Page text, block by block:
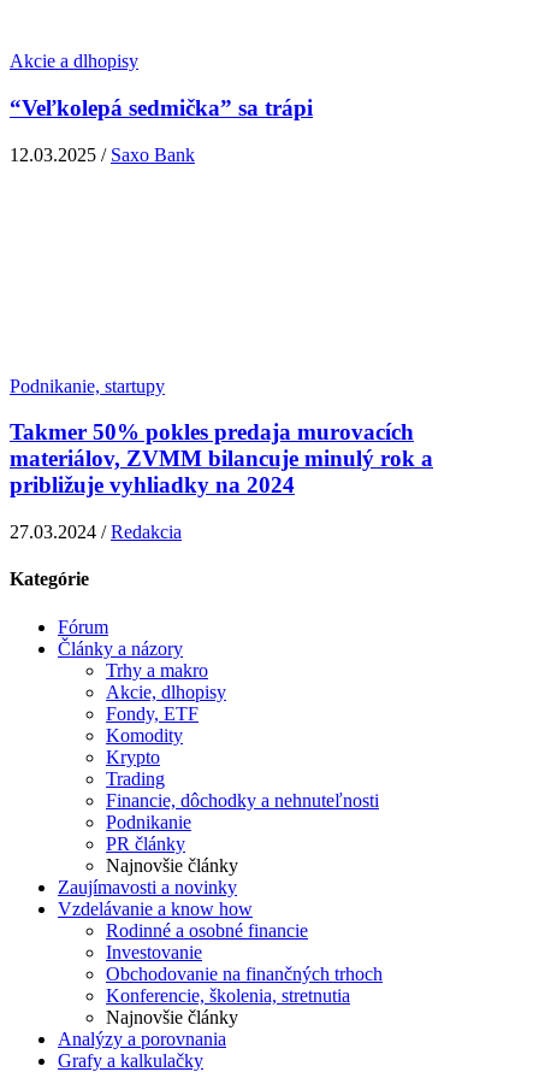
Akcie a dlhopisy
“Veľkolepá sedmička” sa trápi
12.03.2025 / Saxo Bank
Podnikanie, startupy
Takmer 50% pokles predaja murovacích
materiálov, ZVMM bilancuje minulý rok a
približuje vyhliadky na 2024
27.03.2024 /Redakcia
Kategórie
Fórum
Články a názory
Trhy a makro
Akcie, dlhopisy
Fondy, ETF
Komodity
Krypto
Trading
Financie, dôchodky a nehnuteľnosti
Podnikanie
PR články
Najnovšie články
Zaujímavosti a novinky
Vzdelávanie a know how
Rodinné a osobné financie
Investovanie
Obchodovanie na finančných trhoch
Konferencie, školenia, stretnutia
Najnovšie články
Analýzy a porovnania
Grafy a kalkulačky